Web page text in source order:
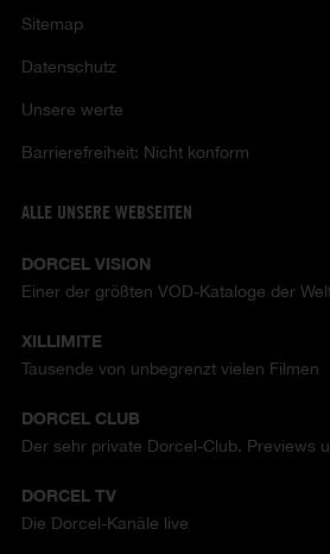
Sitemap
Datenschutz
Unsere werte
Barrierefreiheit: Nicht konform
ALLE UNSERE WEBSEITEN
DORCEL VISION
Einer der größten VOD-Kataloge der
XILLIMITE
Tausende von unbegrenzt vielen Filmen
DORCEL CLUB
Der sehr private Dorcel-Club. Previews
DORCEL TV
Die Dorcel-Kanäle live